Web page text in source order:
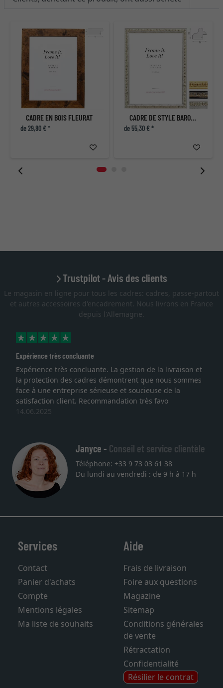
CADRE EN BOIS FLEURAT
de 29,80 € *
CADRE DE STYLE BAROQUE RÉMELFING
de 55,30 € *
Trustpilot - Avis des clients
Le magasin en ligne pour tous les cadres: cadres, passe-partout
et autres accessoires d'encadrement. Nous livrons en France
depuis l'Allemagne.
Expérience très concluante
Expérience très concluante. La gestion de la livraison et
la protection des cadres démontrent que nous sommes
face à une entreprise sérieuse et soucieuse de la
satisfaction client. Recommandation très favo
14.06.2025
Janyce - Conseil et service clientèle
Téléphone: +33 9 73 03 61 38
Du lundi au vendredi : de 9 h à 17 h
Services
Contact
Panier d'achats
Compte
Mentions légales
Ma liste de souhaits
Aide
Frais de livraison
Foire aux questions
Magazine
Sitemap
Conditions générales
de vente
Rétractation
Confidentialité
Résilier le contrat